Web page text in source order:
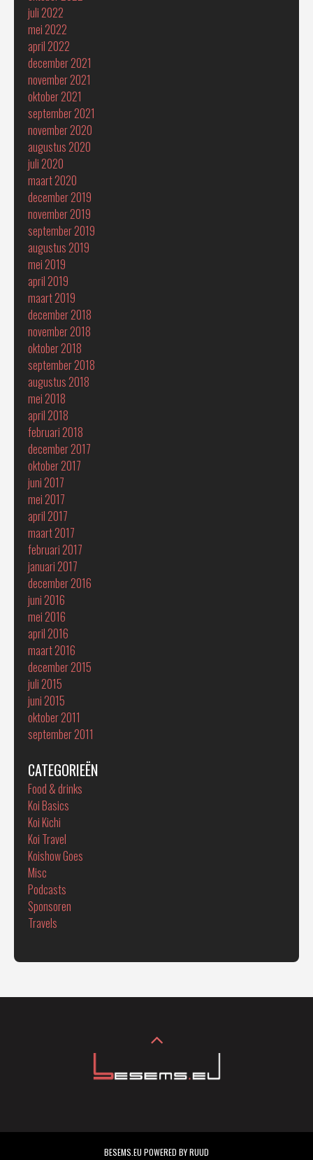
juli 2022
mei 2022
april 2022
december 2021
november 2021
oktober 2021
september 2021
november 2020
augustus 2020
juli 2020
maart 2020
december 2019
november 2019
september 2019
augustus 2019
mei 2019
april 2019
maart 2019
december 2018
november 2018
oktober 2018
september 2018
augustus 2018
mei 2018
april 2018
februari 2018
december 2017
oktober 2017
juni 2017
mei 2017
april 2017
maart 2017
februari 2017
januari 2017
december 2016
juni 2016
mei 2016
april 2016
maart 2016
december 2015
juli 2015
juni 2015
oktober 2011
september 2011
CATEGORIEËN
Food & drinks
Koi Basics
Koi Kichi
Koi Travel
Koishow Goes
Misc
Podcasts
Sponsoren
Travels
BESEMS.EU POWERED BY RUUD